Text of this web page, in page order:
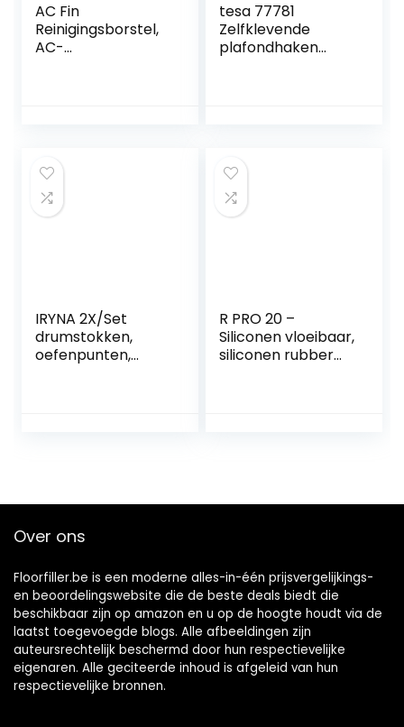
AC Fin
Reinigingsborstel,
AC-
Voor Huis, Blinde
Reinigingsborstel
Generic
tesa 77781
Zelfklevende
plafondhaken
tot 0,5 kg/haak –
zonder sporen
verwijderbaar, wit,
IRYNA 2X/Set
drumstokken,
oefenpunten,
2 stuks
R PRO 20 –
Siliconen vloeibaar,
siliconen rubber
Over ons
Floorfiller.be is een moderne alles-in-één prijsvergelijkings-
en beoordelingswebsite die de beste deals biedt die
beschikbaar zijn op amazon en u op de hoogte houdt via de
laatst toegevoegde blogs. Alle afbeeldingen zijn
auteursrechtelijk beschermd door hun respectievelijke
eigenaren. Alle geciteerde inhoud is afgeleid van hun
respectievelijke bronnen.